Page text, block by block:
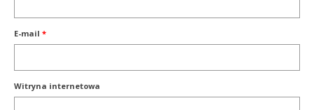
E-mail *
Witryna internetowa